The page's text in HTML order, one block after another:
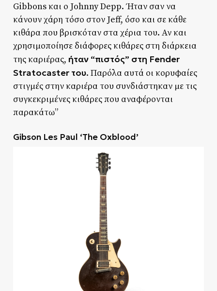
Gibbons και ο Johnny Depp. Ήταν σαν να
κάνουν χάρη τόσο στον Jeff, όσο και σε κάθε
κιθάρα που βρισκόταν στα χέρια του. Αν και
χρησιμοποίησε διάφορες κιθάρες στη διάρκεια
της καριέρας, ήταν “πιστός” στη Fender
Stratocaster του. Παρόλα αυτά οι κορυφαίες
στιγμές στην καριέρα του συνδιάστηκαν με τις
συγκεκριμένες κιθάρες που αναφέρονται
παρακάτω”
Gibson Les Paul ‘The Oxblood’